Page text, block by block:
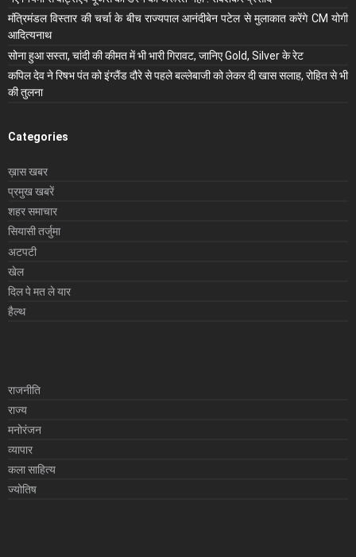
मंंत्रिमंडल विस्तार की चर्चा के बीच राज्यपाल आनंदीबेन पटेल से मुलाकात करेंगे CM योगी
आदित्यनाथ
सोना हुआ सस्ता, चांदी की कीमत में भी भारी गिरावट, जानिए Gold, Silver के रेट
कपिल देव ने रिषभ पंत को इंग्लैंड दौरे से पहले बल्लेबाजी को लेकर दी खास सलाह, रोहित से भी
की तुलना
Categories
ख़ास खबर
प्रमुख खबरें
शहर समाचार
सियासी तर्जुमा
अटपटी
खेल
दिल पे मत ले यार
हैल्थ
राजनीति
राज्य
मनोरंजन
व्यापार
कला साहित्य
ज्योतिष